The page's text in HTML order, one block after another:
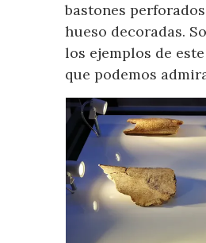
bastones
hueso decoradas.
los ejemplos de
que podemos